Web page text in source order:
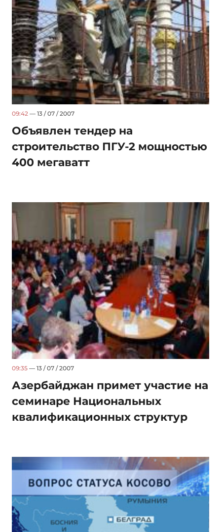
09:42 — 13 / 07 / 2007
Объявлен тендер на
строительство ПГУ-2 мощностью
400 мегаватт
09:35 — 13 / 07 / 2007
Азербайджан примет участие на
семинаре Национальных
квалификационных структур